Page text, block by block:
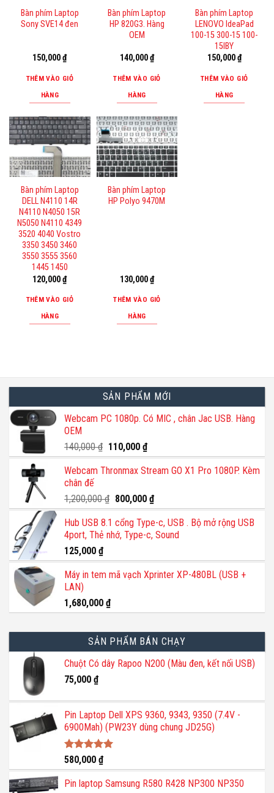
Bàn phím Laptop
Sony SVE14 đen
150,000₫
THÊM VÀO GIỎ
HÀNG
Bàn phím Laptop
HP 820G3. Hàng
OEM
140,000₫
THÊM VÀO GIỎ
HÀNG
Bàn phím Laptop
LENOVO IdeaPad
100-15 300-15 100-
15IBY
150,000₫
THÊM VÀO GIỎ
HÀNG
Bàn phím Laptop
DELL N4110 14R
N4110 N4050 15R
N5050 N4110 4349
3520 4040 Vostro
3350 3450 3460
3550 3555 3560
1445 1450
120,000₫
THÊM VÀO GIỎ
HÀNG
Bàn phím Laptop
HP Polyo 9470M
130,000₫
THÊM VÀO GIỎ
HÀNG
SẢN PHẨM MỚI
Webcam PC 1080p. Có MIC , chân Jac USB. Hàng
OEM
140,000₫ Giá
gốc
là:
110,000 ₫Giá
hiện
tại
110,000 ₫.
Webcam Thronmax Stream GO X1 Pro 1080P. Kèm
chân đế
1,200,000₫ Giá
gốc
là:
1,200,000 ₫.
800,000 ₫Giá
hiện
tại
là:
Hub USB 8.1 cổng Type-c, USB . Bộ mở rộng USB
4port, Thẻ nhớ, Type-c, Sound
125,000 ₫
Máy in tem mã vạch Xprinter XP-480BL (USB +
LAN)
1,680,000 ₫
SẢN PHẨM BÁN CHẠY
Chuột Có dây Rapoo N200 (Màu đen, kết nối USB)
75,000 ₫
Pin Laptop Dell XPS 9360, 9343, 9350 (7.4V -
6900Mah) (PW23Y dùng chung JD25G)
Được xếp
hạng5.00
5 sao
580,000 ₫
Pin laptop Samsung R580 R428 NP300 NP350